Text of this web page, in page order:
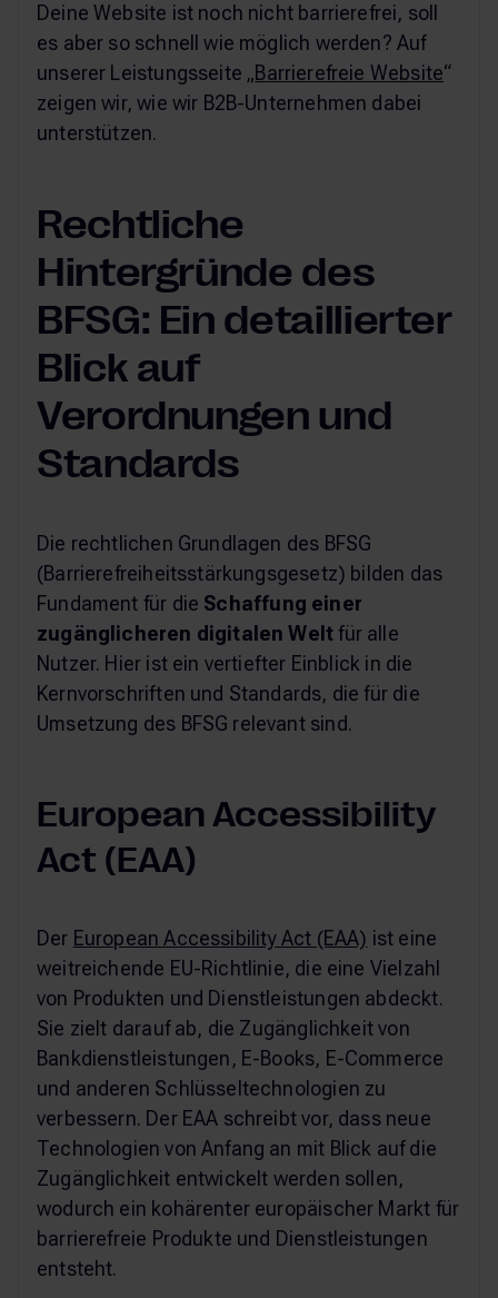
Deine Website ist noch nicht barrierefrei, soll
es aber so schnell wie möglich werden? Auf
unserer Leistungsseite „Barrierefreie Website“
zeigen wir, wie wir B2B-Unternehmen dabei
unterstützen.
Rechtliche
Hintergründe des
BFSG: Ein detaillierter
Blick auf
Verordnungen und
Standards
Die rechtlichen Grundlagen des BFSG
(Barrierefreiheitsstärkungsgesetz) bilden das
Fundament für die Schaffung einer
zugänglicheren digitalen Weltfür alle
Nutzer. Hier ist ein vertiefter Einblick in die
Kernvorschriften und Standards, die für die
Umsetzung des BFSG relevant sind.
European Accessibility
Act (EAA)
Der European Accessibility Act (EAA) ist eine
weitreichende EU-Richtlinie, die eine Vielzahl
von Produkten und Dienstleistungen abdeckt.
Sie zielt darauf ab, die Zugänglichkeit von
Bankdienstleistungen, E-Books, E-Commerce
und anderen Schlüsseltechnologien zu
verbessern. Der EAA schreibt vor, dass neue
Technologien von Anfang an mit Blick auf die
Zugänglichkeit entwickelt werden sollen,
wodurch ein kohärenter europäischer Markt für
barrierefreie Produkte und Dienstleistungen
entsteht.